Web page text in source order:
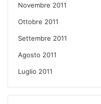
Novembre 2011
Ottobre 2011
Settembre 2011
Agosto 2011
Luglio 2011